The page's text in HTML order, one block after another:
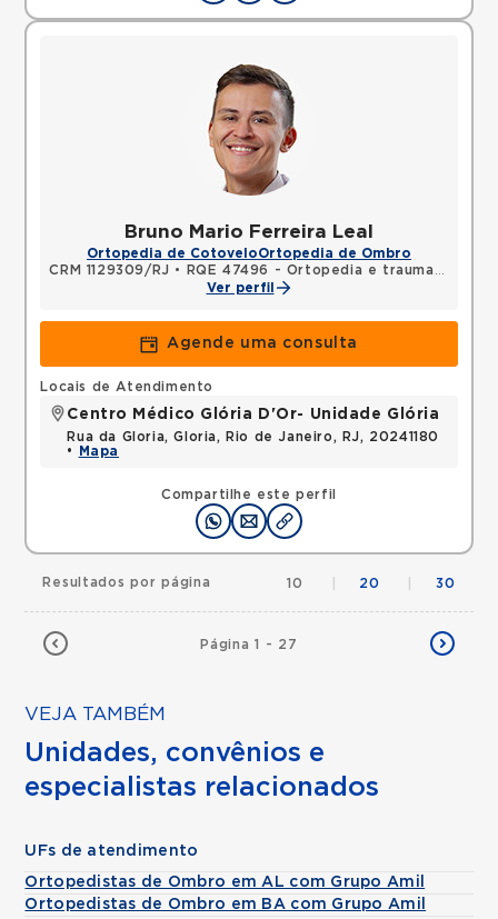
Bruno Mario Ferreira Leal
Ortopedia de CotoveloOrtopedia de Ombro
CRM 1129309/RJ •
RQE 47496 - Ortopedia e traumatologia
Ver perfil
Agende uma consulta
Compartilhe este perfil
Locais de Atendimento
Centro Médico Glória D'Or- Unidade Glória
Rua da Gloria, Gloria, Rio de Janeiro, RJ, 20241180
•
Mapa
Página 1 - 27
Resultados por página 10 20 30
VEJA TAMBÉM
Unidades, convênios e
especialistas relacionados
UFs de atendimento
Ortopedistas de Ombro em AL com Grupo Amil
Ortopedistas de Ombro em BA com Grupo Amil